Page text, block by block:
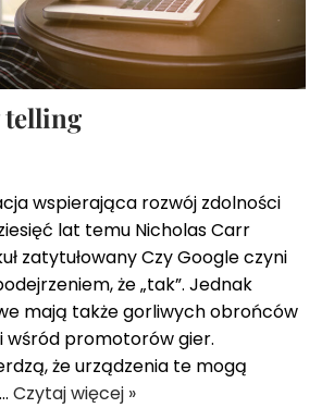
wspierająca rozwój zdolności
lat temu Nicholas Carr
zatytułowany Czy Google czyni
że „tak”. Jednak
mają także gorliwych obrońców
wśród promotorów gier.
że urządzenia te mogą
Czytaj więcej »